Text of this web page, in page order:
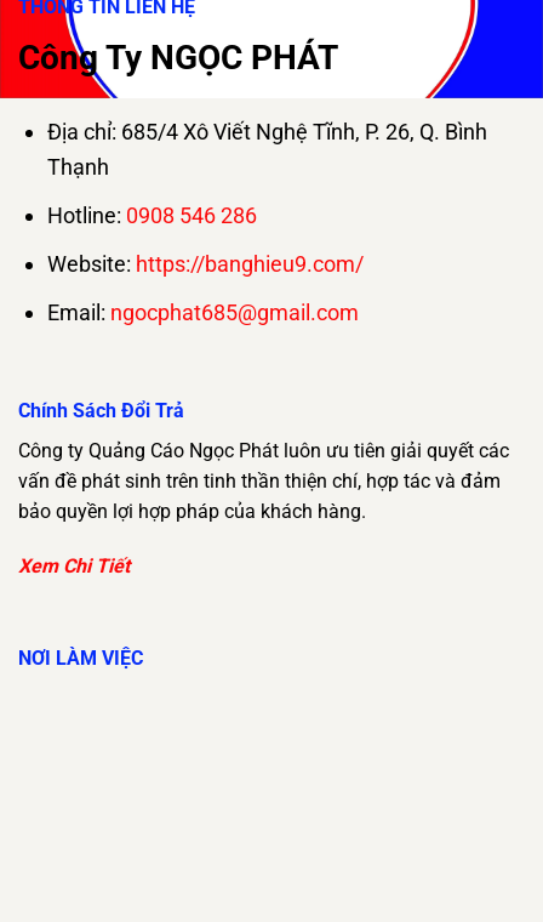
THÔNG TIN LIÊN HỆ
Công Ty NGỌC PHÁT
Địa chỉ: 685/4 Xô Viết Nghệ Tĩnh, P. 26, Q. Bình
Thạnh
Hotline: 0908 546 286
Website: https://banghieu9.com/
Email: ngocphat685@gmail.com
Chính Sách Đổi Trả
Công ty Quảng Cáo Ngọc Phát luôn ưu tiên giải quyết các
vấn đề phát sinh trên tinh thần thiện chí, hợp tác và đảm
bảo quyền lợi hợp pháp của khách hàng.
Xem Chi Tiết
NƠI LÀM VIỆC